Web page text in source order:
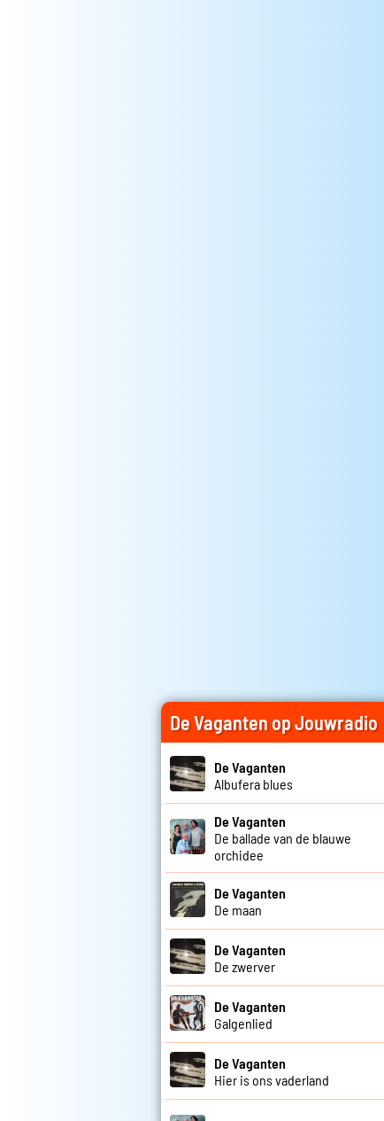
De Vaganten op Jouwradio
De Vaganten
Albufera blues
De Vaganten
De ballade van de blauwe
orchidee
De Vaganten
De maan
De Vaganten
De zwerver
De Vaganten
Galgenlied
De Vaganten
Hier is ons vaderland